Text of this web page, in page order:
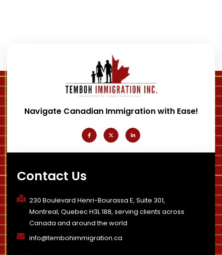
Navigate Canadian Immigration with Ease!
F
a
c
e
o
X
-
w
t
L
i
k
d
Contact Us
230 Boulevard Henri-Bourassa E, Suite 301,
Montreal, Quebec H3L 188, serving clients across
Canada and around the world
info@tembohimmigration.ca